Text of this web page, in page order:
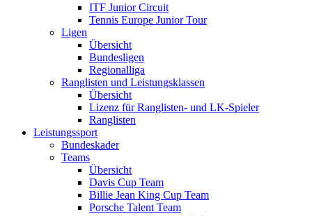
ITF Junior Circuit
Tennis Europe Junior Tour
Ligen
Übersicht
Bundesligen
Regionalliga
Ranglisten und Leistungsklassen
Übersicht
Lizenz für Ranglisten- und LK-Spieler
Ranglisten
Leistungssport
Bundeskader
Teams
Übersicht
Davis Cup Team
Billie Jean King Cup Team
Porsche Talent Team